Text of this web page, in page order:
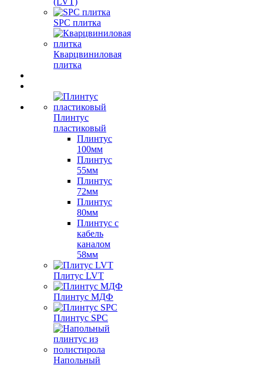
SPC плитка
Кварцвиниловая
плитка
Плинтус
пластиковый
Плинтус
100мм
Плинтус
55мм
Плинтус
72мм
Плинтус
80мм
Плинтус с
кабель
каналом
58мм
Плитус LVT
Плинтус МДФ
Плинтус SPC
Напольный